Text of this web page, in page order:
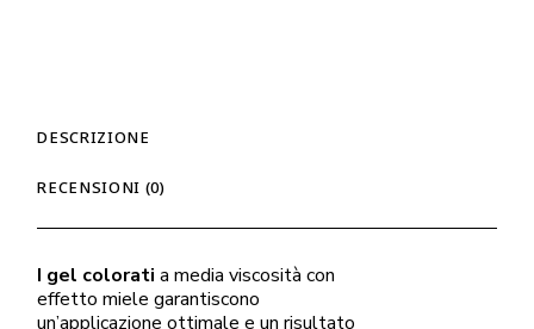
DESCRIZIONE
RECENSIONI (0)
I gel colorati a media viscosità con
effetto miele garantiscono
un’applicazione ottimale e un risultato